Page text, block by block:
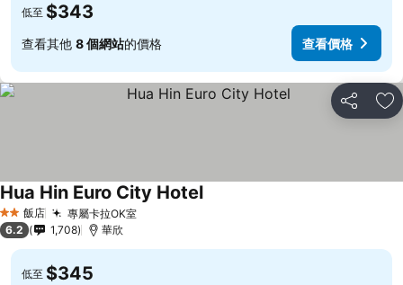
低至 $343
查看其他 8 個網站的價格 查看價格
分享 加
2 星級飯店 專屬卡拉OK室
Hua Hin Euro City Hotel
6.2 1,708 華欣
低至 $345